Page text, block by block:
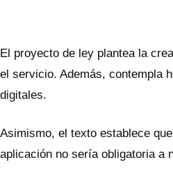
El proyecto de ley plantea la
el servicio. Además, contempla
digitales.
Asimismo, el texto establece
aplicación no sería obligatoria a